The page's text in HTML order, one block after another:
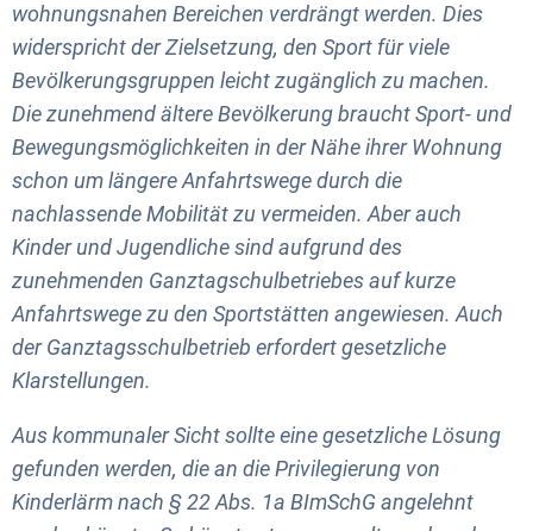
wohnungsnahen Bereichen verdrängt werden. Dies
widerspricht der Zielsetzung, den Sport für viele
Bevölkerungsgruppen leicht zugänglich zu machen.
Die zunehmend ältere Bevölkerung braucht Sport- und
Bewegungsmöglichkeiten in der Nähe ihrer Wohnung
schon um längere Anfahrtswege durch die
nachlassende Mobilität zu vermeiden. Aber auch
Kinder und Jugendliche sind aufgrund des
zunehmenden Ganztagschulbetriebes auf kurze
Anfahrtswege zu den Sportstätten angewiesen. Auch
der Ganztagsschulbetrieb erfordert gesetzliche
Klarstellungen.
Aus kommunaler Sicht sollte eine gesetzliche Lösung
gefunden werden, die an die Privilegierung von
Kinderlärm nach § 22 Abs. 1a BImSchG angelehnt